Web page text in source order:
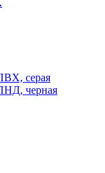
серая
черная